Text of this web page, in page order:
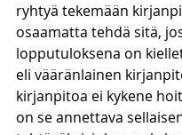
ryhtyä tekemään
osaamatta tehdä sitä,
lopputuloksena on
eli vääränlainen
kirjanpitoa ei kykene
on se annettava